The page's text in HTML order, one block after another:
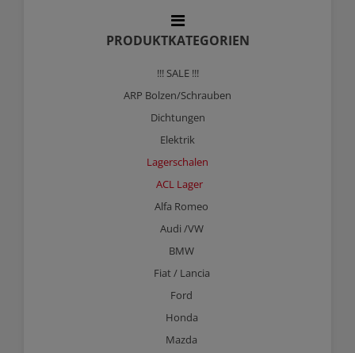
PRODUKTKATEGORIEN
!!! SALE !!!
ARP Bolzen/Schrauben
Dichtungen
Elektrik
Lagerschalen
ACL Lager
Alfa Romeo
Audi /VW
BMW
Fiat / Lancia
Ford
Honda
Mazda